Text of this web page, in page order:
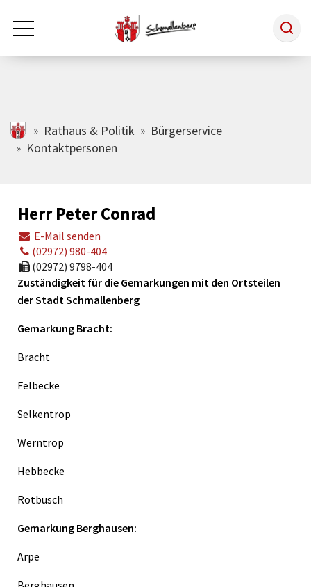
Zum Hauptinhalt springen
Rathaus & Politik
Tourismus
Freizeit & Kultur
Wirtschaft
schmallenberg.de
Rathaus & Politik
Bürgerservice
Kontaktpersonen
Herr Peter Conrad
E-Mail senden
(02972) 980-404
(02972) 9798-404
Zuständigkeit für die Gemarkungen mit den Ortsteilen
der Stadt Schmallenberg
Gemarkung Bracht:
Bracht
Felbecke
Selkentrop
Werntrop
Hebbecke
Rotbusch
Gemarkung Berghausen:
Arpe